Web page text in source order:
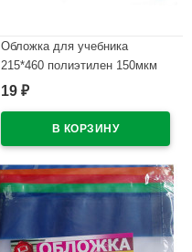
Обложка для учебника
215*460 полиэтилен 150мкм
универсальные М арт У 215
19 ₽